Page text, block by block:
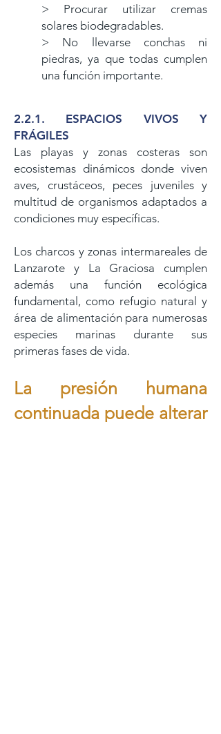
> Procurar utilizar cremas
solares biodegradables.
> No llevarse conchas ni
piedras, ya que todas cumplen
una función importante.
2.2.1. ESPACIOS VIVOS Y
FRÁGILES
Las playas y zonas costeras son
ecosistemas dinámicos donde viven
aves, crustáceos, peces juveniles y
multitud de organismos adaptados a
condiciones muy específicas.
Los charcos y zonas intermareales de
Lanzarote y La Graciosa cumplen
además una función ecológica
fundamental, como refugio natural y
área de alimentación para numerosas
especies marinas durante sus
primeras fases de vida.
La presión humana
continuada puede alterar